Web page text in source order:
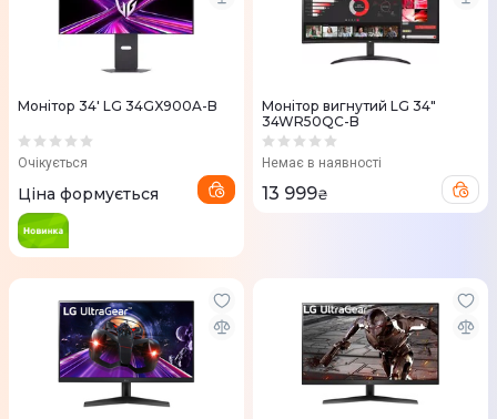
Монітор 34' LG 34GX900A-B
Очікується
Ціна формується
Монітор вигнутий LG 34"
34WR50QC-B
Немає в наявності
13 999₴